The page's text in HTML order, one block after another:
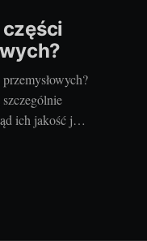
ich jakość jest
urządzeń. Są
odporne na